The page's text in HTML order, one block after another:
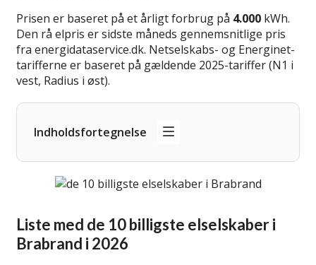
Prisen er baseret på et årligt forbrug på 4.000 kWh.
Den rå elpris er sidste måneds gennemsnitlige pris
fra energidataservice.dk. Netselskabs- og Energinet-
tarifferne er baseret på gældende 2025-tariffer (N1 i
vest, Radius i øst).
Indholdsfortegnelse
Liste med de 10 billigste elselskaber i
Brabrand i 2026